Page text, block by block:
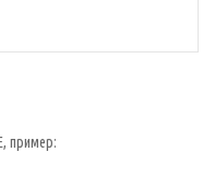
пример: